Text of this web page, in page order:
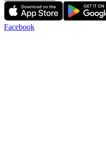
Facebook